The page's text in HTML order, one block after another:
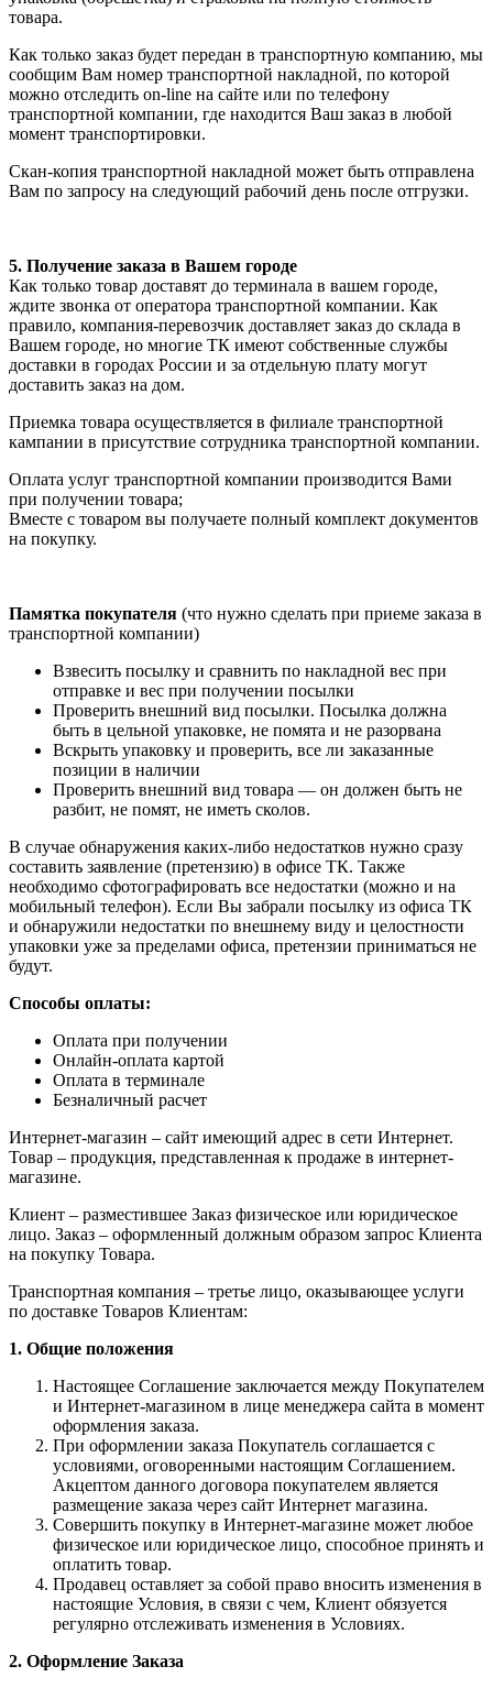
товара.
Как только заказ будет передан в транспортную компанию, мы
сообщим Вам номер транспортной накладной, по которой
можно отследить on-line на сайте или по телефону
транспортной компании, где находится Ваш заказ в любой
момент транспортировки.
Скан-копия транспортной накладной может быть отправлена
Вам по запросу на следующий рабочий день после отгрузки.
5. Получение заказа в Вашем городе
Как только товар доставят до терминала в вашем городе,
ждите звонка от оператора транспортной компании. Как
правило, компания-перевозчик доставляет заказ до склада в
Вашем городе, но многие ТК имеют собственные службы
доставки в городах России и за отдельную плату могут
доставить заказ на дом.
Приемка товара осуществляется в филиале транспортной
кампании в присутствие сотрудника транспортной компании.
Оплата услуг транспортной компании производится Вами
при получении товара;
Вместе с товаром вы получаете полный комплект документов
на покупку.
Памятка покупателя (что нужно сделать при приеме заказа в
транспортной компании)
Взвесить посылку и сравнить по накладной вес при
отправке и вес при получении посылки
Проверить внешний вид посылки. Посылка должна
быть в цельной упаковке, не помята и не разорвана
Вскрыть упаковку и проверить, все ли заказанные
позиции в наличии
Проверить внешний вид товара — он должен быть не
разбит, не помят, не иметь сколов.
В случае обнаружения каких-либо недостатков нужно сразу
составить заявление (претензию) в офисе ТК. Также
необходимо сфотографировать все недостатки (можно и на
мобильный телефон). Если Вы забрали посылку из офиса ТК
и обнаружили недостатки по внешнему виду и целостности
упаковки уже за пределами офиса, претензии приниматься не
будут.
Способы оплаты:
Оплата при получении
Онлайн-оплата картой
Оплата в терминале
Безналичный расчет
Интернет-магазин – сайт имеющий адрес в сети Интернет.
Товар – продукция, представленная к продаже в интернет-
магазине.
Клиент – разместившее Заказ физическое или юридическое
лицо. Заказ – оформленный должным образом запрос Клиента
на покупку Товара.
Транспортная компания – третье лицо, оказывающее услуги
по доставке Товаров Клиентам:
1. Общие положения
Настоящее Соглашение заключается между Покупателем
и Интернет-магазином в лице менеджера сайта в момент
оформления заказа.
При оформлении заказа Покупатель соглашается с
условиями, оговоренными настоящим Соглашением.
Акцептом данного договора покупателем является
размещение заказа через сайт Интернет магазина.
Совершить покупку в Интернет-магазине может любое
физическое или юридическое лицо, способное принять и
оплатить товар.
Продавец оставляет за собой право вносить изменения в
настоящие Условия, в связи с чем, Клиент обязуется
регулярно отслеживать изменения в Условиях.
2. Оформление Заказа